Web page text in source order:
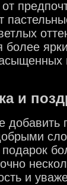
и
добавить
и